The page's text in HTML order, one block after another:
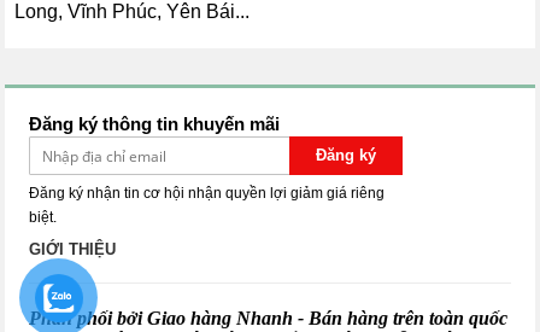
Long, Vĩnh Phúc, Yên Bái...
Đăng ký thông tin khuyến mãi
Đăng ký
Đăng ký nhận tin cơ hội nhận quyền lợi giảm giá riêng
biệt.
GIỚI THIỆU
Phân phối bởi Giao hàng Nhanh - Bán hàng trên toàn quốc